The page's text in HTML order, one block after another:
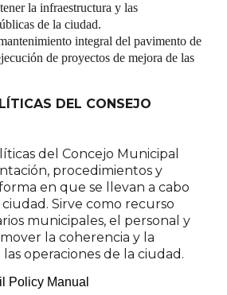
la infraestructura y las
de la ciudad.
integral del pavimento de
de proyectos de mejora de las
DEL CONSEJO
del Concejo Municipal
procedimientos y
en que se llevan a cabo
ciudad. Sirve como recurso
municipales, el personal y
la coherencia y la
operaciones de la ciudad.
Policy Manual